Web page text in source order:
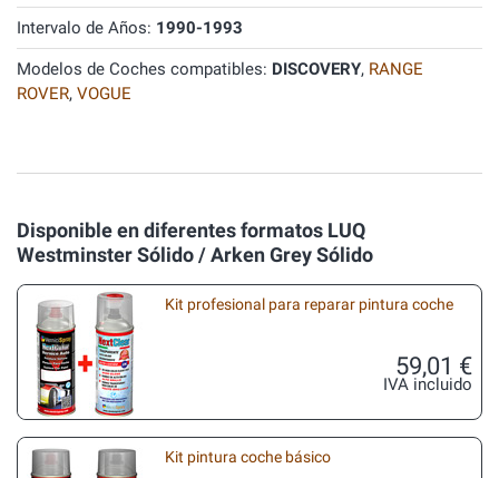
Intervalo de Años: 1990-1993
Modelos de Coches compatibles: DISCOVERY, RANGE
ROVER, VOGUE
Disponible en diferentes formatos LUQ
Westminster Sólido / Arken Grey Sólido
Kit profesional para reparar pintura coche
59,01 €
IVA incluido
Kit pintura coche básico